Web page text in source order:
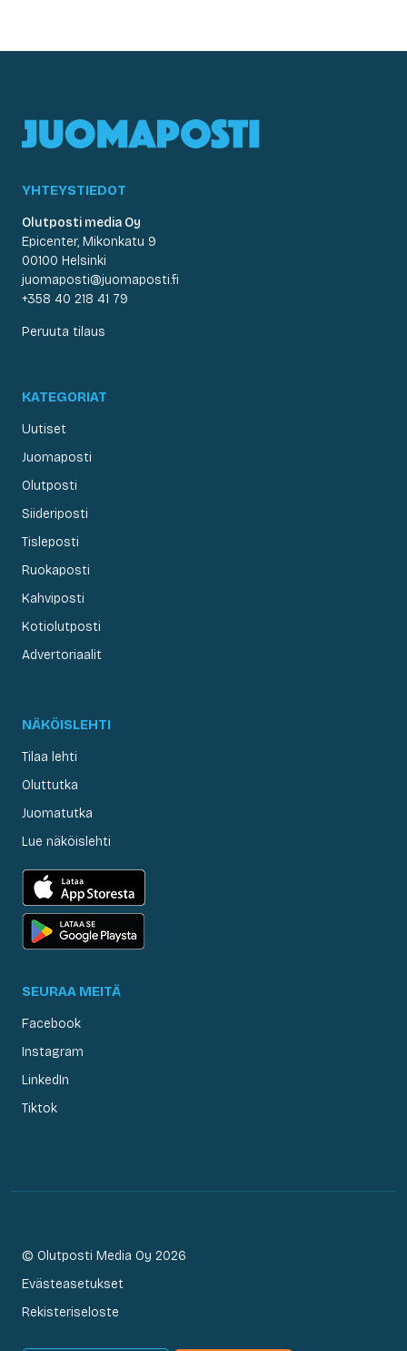
YHTEYSTIEDOT
Olutposti media Oy
Epicenter, Mikonkatu 9
00100 Helsinki
juomaposti@juomaposti.fi
+358 40 218 41 79
Peruuta tilaus
KATEGORIAT
Uutiset
Juomaposti
Olutposti
Siideriposti
Tisleposti
Ruokaposti
Kahviposti
Kotiolutposti
Advertoriaalit
NÄKÖISLEHTI
Tilaa lehti
Oluttutka
Juomatutka
Lue näköislehti
SEURAA MEITÄ
Facebook
Instagram
LinkedIn
Tiktok
© Olutposti Media Oy 2026
Evästeasetukset
Rekisteriseloste